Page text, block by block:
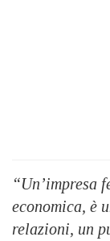
“Un’impresa
economica, è
relazioni, un